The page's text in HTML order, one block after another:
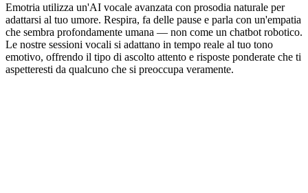
Emotria utilizza un'AI vocale avanzata con prosodia naturale per
adattarsi al tuo umore. Respira, fa delle pause e parla con un'empatia
che sembra profondamente umana — non come un chatbot robotico.
Le nostre sessioni vocali si adattano in tempo reale al tuo tono
emotivo, offrendo il tipo di ascolto attento e risposte ponderate che ti
aspetteresti da qualcuno che si preoccupa veramente.